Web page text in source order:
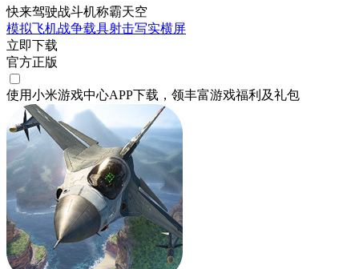
快来驾驶战斗机称霸天空
模拟飞机战争载具射击写实横屏
立即下载
官方正版
使用小米游戏中心APP下载 ，领丰富游戏福利 及礼包